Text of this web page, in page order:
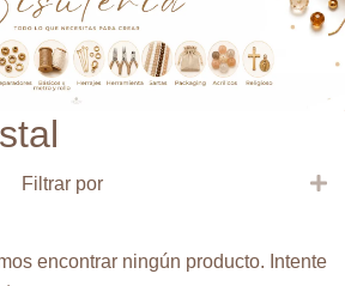
Filtrar por
encontrar ningún producto. Intente